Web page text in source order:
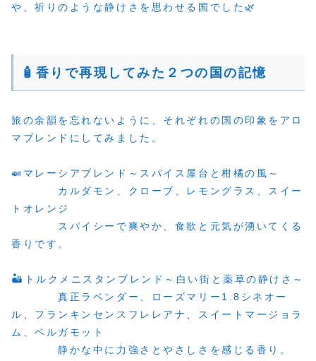
や、祈りのような静けさを思わせる国でした🌿
🧴香りで再現してみた２つの国の記憶
旅の余韻を忘れないように、それぞれの国の印象をアロ
マブレンドにしてみました。
🍛マレーシアブレンド～スパイス屋台と柑橘の風～
カルダモン、クローブ、レモングラス、スイー
トオレンジ
スパイシーで爽やか、食欲と元気が湧いてくる
香りです。
🏜️トルクメニスタンブレンド～白い街と薬草の静けさ～
真正ラベンダー、ローズマリー1.8シネオー
ル、フランキンセンスフレレアナ、スイートマージョラ
ム、ベルガモット
静かな中に力強さとやさしさを感じる香り。